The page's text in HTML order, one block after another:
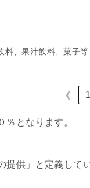
料、果汁飲料、菓子等
❮ 1
となります。
提供」と定義して